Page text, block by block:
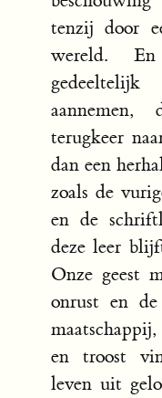
tenzij door
wereld.
gedeeltelijk
terugkeer
dan een
zoals de
en de
deze leer
Onze geest
onrust en
en troost
leven uit